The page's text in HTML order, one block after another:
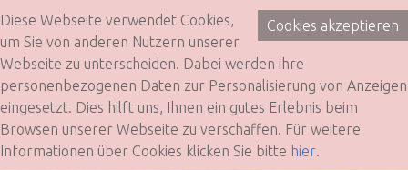
0
Cookies akzeptieren
Diese Webseite verwendet Cookies,
um Sie von anderen Nutzern unserer
Webseite zu unterscheiden. Dabei werden ihre
personenbezogenen Daten zur Personalisierung von Anzeigen
eingesetzt. Dies hilft uns, Ihnen ein gutes Erlebnis beim
Browsen unserer Webseite zu verschaffen. Für weitere
Informationen über Cookies klicken Sie bitte hier.
Konto anlegen